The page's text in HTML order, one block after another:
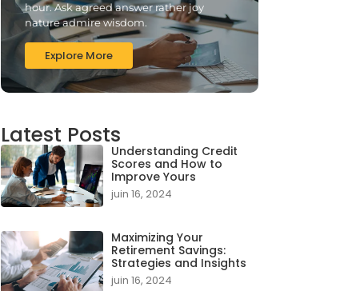
hour. Ask agreed answer rather joy
nature admire wisdom.
Explore More
Latest Posts
Understanding Credit
Scores and How to
Improve Yours
juin 16, 2024
Maximizing Your
Retirement Savings:
Strategies and Insights
juin 16, 2024